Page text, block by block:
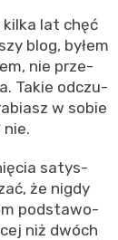
kilka lat chęć
blog, byłem
nie prze­
Takie od­czu­
w sobie
sa­tys­
że nigdy
pod­sta­wo­
niż dwóch